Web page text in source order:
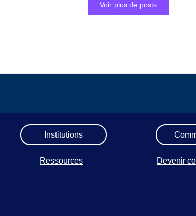
Voir plus de posts
Institutions
Ressources Devenir